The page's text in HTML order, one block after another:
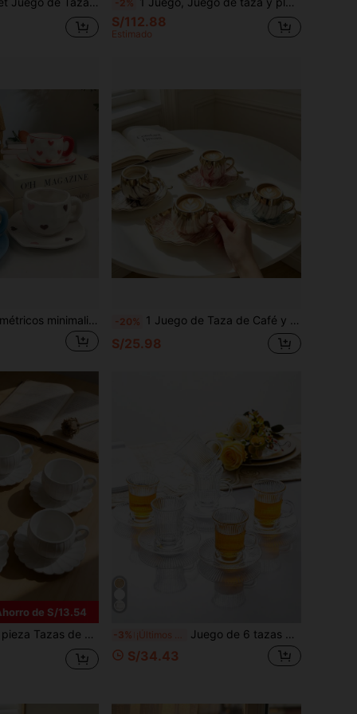
-2%
S/112.88
Estimado
Taza y platillo asimétricos minimalistas de cerámica, exclusivo set para desayuno, leche, café, oficina, dormitorio -20% 1 Juego de Taza de Café y Plato de Cerámica con Forma de Hoja con Taza de Té, Asa Resistente al Calor y Plato con Forma de Hoja, Apto para Lavavajillas, Adecuado para Té de la Tarde, Postres y Espresso, También como Juego de Regalo o Regalo de Regreso a Clases
S/25.98
de S/13.54
taza, decoración de borde ondulado con pétalos de margarita, asa en forma de C, resistente al calor, vajilla apta para lavavajillas, vajilla elegante de estilo nórdico de lujo en color blanco, adecuada para té de la tarde, reuniones familiares, café, té -3% Juego de 6 tazas de té de vidrio transparente con platillos, tazas de café con textura para té negro, espresso, té de hierbas, vajilla elegante para el hogar, la cocina y el té de la tarde
S/34.43